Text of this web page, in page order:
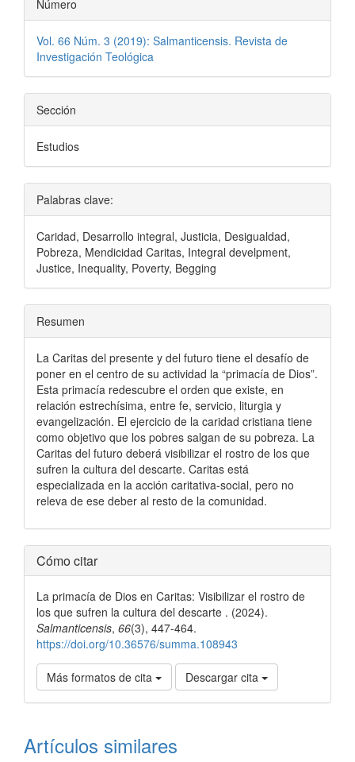
Número
Vol. 66 Núm. 3 (2019): Salmanticensis. Revista de
Investigación Teológica
Sección
Estudios
Palabras clave:
Caridad, Desarrollo integral, Justicia, Desigualdad,
Pobreza, Mendicidad Caritas, Integral develpment,
Justice, Inequality, Poverty, Begging
Resumen
La Caritas del presente y del futuro tiene el desafío de
poner en el centro de su actividad la “primacía de Dios”.
Esta primacía redescubre el orden que existe, en
relación estrechísima, entre fe, servicio, liturgia y
evangelización. El ejercicio de la caridad cristiana tiene
como objetivo que los pobres salgan de su pobreza. La
Caritas del futuro deberá visibilizar el rostro de los que
sufren la cultura del descarte. Caritas está
especializada en la acción caritativa-social, pero no
releva de ese deber al resto de la comunidad.
Detalles
del
artículo
Cómo citar
La primacía de Dios en Caritas: Visibilizar el rostro de
los que sufren la cultura del descarte . (2024).
Salmanticensis, 66(3), 447-464.
https://doi.org/10.36576/summa.108943
Más formatos de cita Descargar cita
Artículos similares